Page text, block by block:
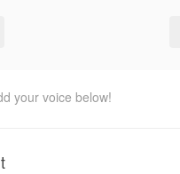
your voice below!